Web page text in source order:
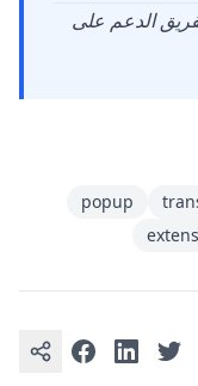
الدعم على
popup